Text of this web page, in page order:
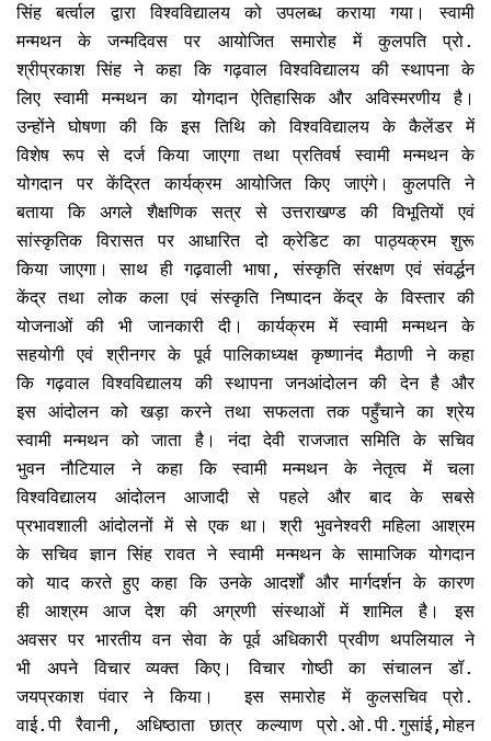
सिंह बर्त्वाल द्वारा विश्वविद्यालय को उपलब्ध कराया गया। स्वामी
मन्मथन के जन्मदिवस पर आयोजित समारोह में कुलपति प्रो.
श्रीप्रकाश सिंह ने कहा कि गढ़वाल विश्वविद्यालय की स्थापना के
लिए स्वामी मन्मथन का योगदान ऐतिहासिक और अविस्मरणीय है।
उन्होंने घोषणा की कि इस तिथि को विश्वविद्यालय के कैलेंडर में
विशेष रूप से दर्ज किया जाएगा तथा प्रतिवर्ष स्वामी मन्मथन के
योगदान पर केंद्रित कार्यक्रम आयोजित किए जाएंगे। कुलपति ने
बताया कि अगले शैक्षणिक सत्र से उत्तराखण्ड की विभूतियों एवं
सांस्कृतिक विरासत पर आधारित दो क्रेडिट का पाठ्यक्रम शुरू
किया जाएगा। साथ ही गढ़वाली भाषा, संस्कृति संरक्षण एवं संवर्द्धन
केंद्र तथा लोक कला एवं संस्कृति निष्पादन केंद्र के विस्तार की
योजनाओं की भी जानकारी दी। कार्यक्रम में स्वामी मन्मथन के
सहयोगी एवं श्रीनगर के पूर्व पालिकाध्यक्ष कृष्णानंद मैठाणी ने कहा
कि गढ़वाल विश्वविद्यालय की स्थापना जनआंदोलन की देन है और
इस आंदोलन को खड़ा करने तथा सफलता तक पहुँचाने का श्रेय
स्वामी मन्मथन को जाता है। नंदा देवी राजजात समिति के सचिव
भुवन नौटियाल ने कहा कि स्वामी मन्मथन के नेतृत्व में चला
विश्वविद्यालय आंदोलन आजादी से पहले और बाद के सबसे
प्रभावशाली आंदोलनों में से एक था। श्री भुवनेश्वरी महिला आश्रम
के सचिव ज्ञान सिंह रावत ने स्वामी मन्मथन के सामाजिक योगदान
को याद करते हुए कहा कि उनके आदर्शों और मार्गदर्शन के कारण
ही आश्रम आज देश की अग्रणी संस्थाओं में शामिल है। इस
अवसर पर भारतीय वन सेवा के पूर्व अधिकारी प्रवीण थपलियाल ने
भी अपने विचार व्यक्त किए। विचार गोष्ठी का संचालन डॉ.
जयप्रकाश पंवार ने किया। इस समारोह में कुलसचिव प्रो.
वाई.पी रैवानी, अधिष्ठाता छात्र कल्याण प्रो.ओ.पी.गुसांई,मोहन